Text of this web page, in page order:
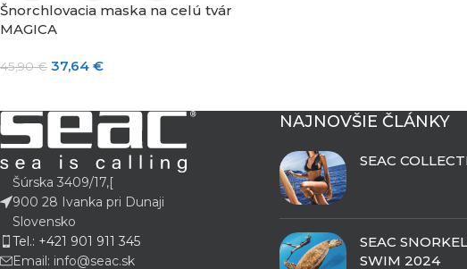
Šnorchlovacia maska na celú tvár
MAGICA
45,90€ 37,64 €
Šúrska 3409/17,[
900 28 Ivanka pri Dunaji
Slovensko
Tel.: +421 901 911 345
Email: info@seac.sk
NAJNOVŠIE ČLÁNKY
SEAC
SEAC
SWIM 2024